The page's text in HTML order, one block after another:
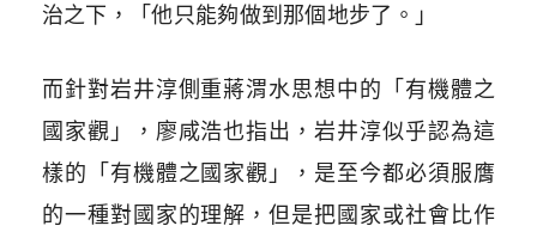
治之下，「他只能夠做到那個地步了。」
而針對岩井淳側重蔣渭水思想中的「有機體之
國家觀」，廖咸浩也指出，岩井淳似乎認為這
樣的「有機體之國家觀」，是至今都必須服膺
的一種對國家的理解，但是把國家或社會比作